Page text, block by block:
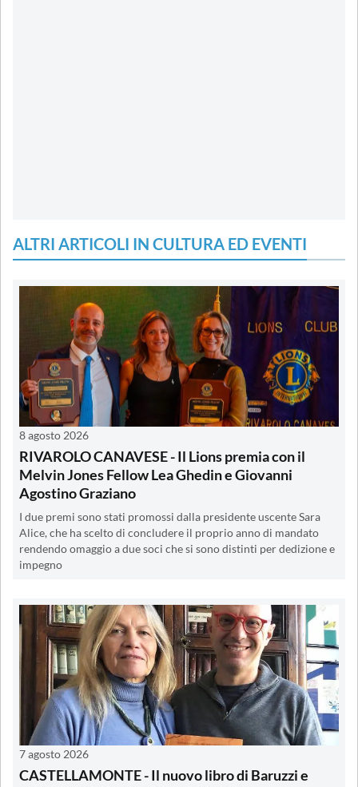
ALTRI ARTICOLI IN CULTURA ED EVENTI
8 agosto 2026
RIVAROLO CANAVESE - Il Lions premia con il
Melvin Jones Fellow Lea Ghedin e Giovanni
Agostino Graziano
I due premi sono stati promossi dalla presidente uscente Sara
Alice, che ha scelto di concludere il proprio anno di mandato
rendendo omaggio a due soci che si sono distinti per dedizione e
impegno
7 agosto 2026
CASTELLAMONTE - Il nuovo libro di Baruzzi e